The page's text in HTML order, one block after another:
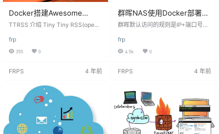
Docker搭建Awesome
ttrss_Tiny Tiny RSS
TTRSS 介绍 Tiny Tiny RSS(opens
费开源RSS聚合阅读器。?Awesom
e TTRSS旨在提供一个 「一站式容
额外插件，以提升用户体验。 官网:
装 目前TTRSS安装可以分为两种 D
ocker安装…
frp
355 0
FRPS 4 年前
群晖NAS使用Docker部署
frpc客户端实现内网穿透
群晖默认访问的规则是IP+端口号，
常会有外出使用的需求，需要在外
网访问群晖nas进行操作。接下来给
x配置域名 群晖7.0截图 群晖安装Do
安装客户端即可 套件中心-->搜索--
>Docker 配置Docker 点击…
frp
4.5k 0
FRPS 4 年前